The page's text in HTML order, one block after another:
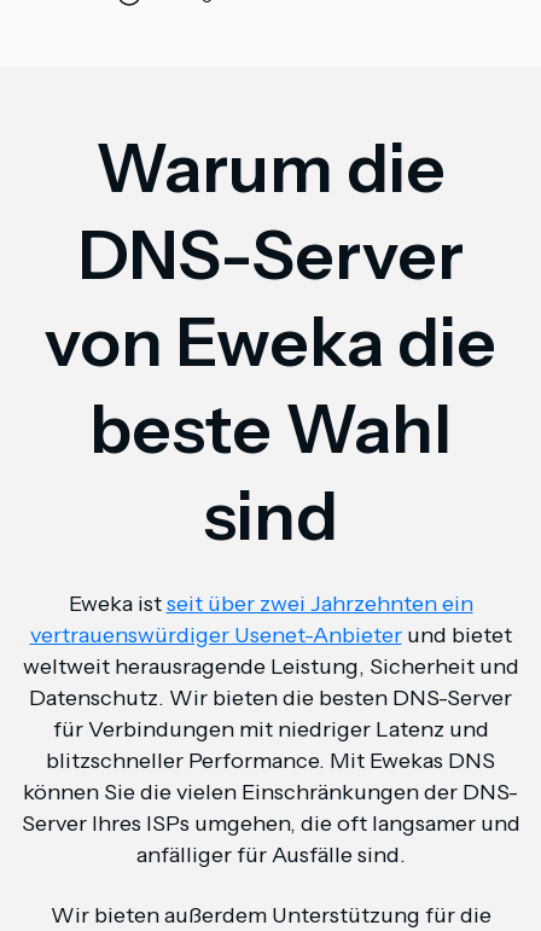
Warum die
DNS-Server
von Eweka die
beste Wahl
sind
Eweka istseit über zwei Jahrzehnten ein
vertrauenswürdiger Usenet-Anbieterund bietet
weltweit herausragende Leistung, Sicherheit und
Datenschutz. Wir bieten die besten DNS-Server
für Verbindungen mit niedriger Latenz und
blitzschneller Performance. Mit Ewekas DNS
können Sie die vielen Einschränkungen der DNS-
Server Ihres ISPs umgehen, die oft langsamer und
anfälliger für Ausfälle sind.
Wir bieten außerdem Unterstützung für die